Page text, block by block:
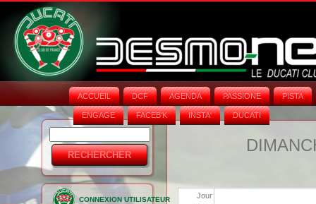
ACCUEIL DCF AGENDA PASSIONE PISTA
ENGAGE FACEB'K INSTA‘ DUCATI
Formulaire
de
recherche
CONNEXION UTILISATEUR
Jour